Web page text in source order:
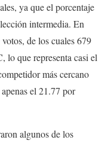
ya que el porcentaje
intermedia. En
de los cuales 679
lo que representa casi el
más cercano
el 21.77 por
algunos de los